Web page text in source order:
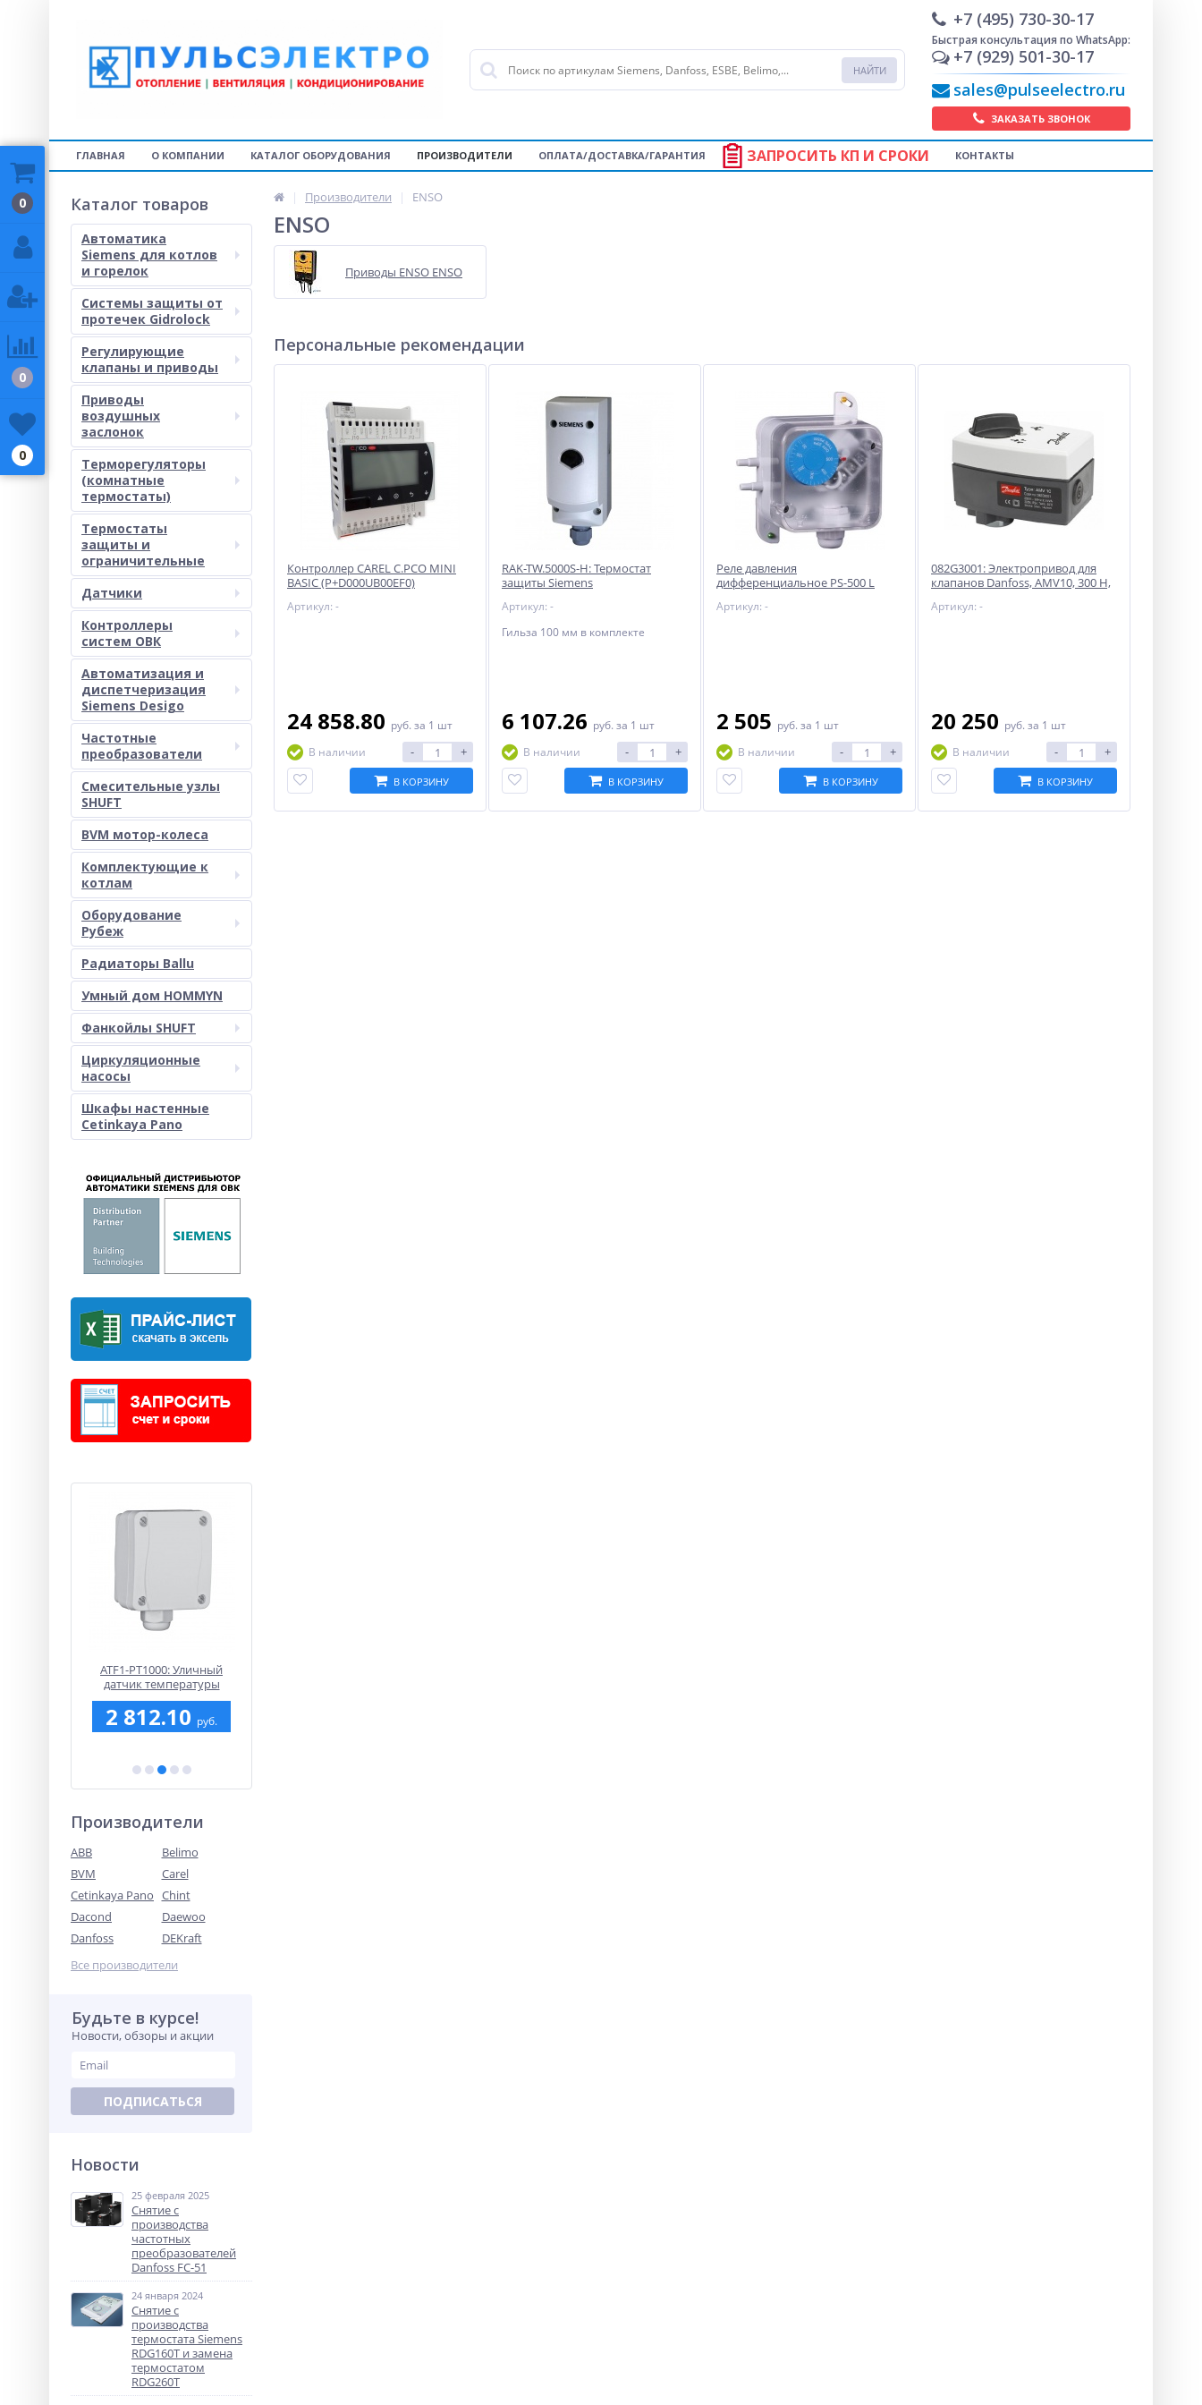
+7 (495) 730-30-17
Быстрая консультация по WhatsApp:
+7 (929) 501-30-17
sales@pulseelectro.ru
ЗАКАЗАТЬ ЗВОНОК
ГЛАВНАЯ О КОМПАНИИ КАТАЛОГ ОБОРУДОВАНИЯ ПРОИЗВОДИТЕЛИ ОПЛАТА/ДОСТАВКА/ГАРАНТИЯ ЗАПРОСИТЬ КП И СРОКИ КОНТАКТЫ
Каталог товаров
Автоматика
Siemens для котлов
и горелок
Системы защиты от
протечек Gidrolock
Регулирующие
клапаны и приводы
Приводы
воздушных
заслонок
Терморегуляторы
(комнатные
термостаты)
Термостаты
защиты и
ограничительные
Датчики
Контроллеры
систем ОВК
Автоматизация и
диспетчеризация
Siemens Desigo
Частотные
преобразователи
Смесительные узлы
SHUFT
BVM мотор-колеса
Комплектующие к
котлам
Оборудование
Рубеж
Радиаторы Ballu
Умный дом HOMMYN
Фанкойлы SHUFT
Циркуляционные
насосы
Шкафы настенные
Cetinkaya Pano
ATF1-PT1000: Уличный
датчик температуры
(SHUFT)
2 812.10 руб.
Производители
ABB
Belimo
BVM
Carel
Cetinkaya Pano Chint
Dacond
Daewoo
Danfoss
DEKraft
Все производители
Будьте в курсе!
Новости, обзоры и акции
ПОДПИСАТЬСЯ
Новости
25 февраля 2025
Снятие с
производства
частотных
преобразователей
Danfoss FC-51
24 января 2024
Снятие с
производства
термостата Siemens
RDG160T и замена
термостатом
RDG260T
Производители ENSO
ENSO
Приводы ENSO ENSO
Персональные рекомендации
Контроллер CAREL C.PCO MINI
BASIC (P+D000UB00EF0)
Артикул: -
24 858.80 руб. за 1 шт
В наличии
- +
В КОРЗИНУ
RAK-TW.5000S-H: Термостат
защиты Siemens
Артикул: -
Гильза 100 мм в комплекте
6 107.26 руб. за 1 шт
В наличии
- +
В КОРЗИНУ
Реле давления
дифференциальное PS-500 L
Артикул: -
2 505 руб. за 1 шт
В наличии
- +
В КОРЗИНУ
082G3001: Электропривод для
клапанов Danfoss, AMV10, 300 Н,
Артикул: -
20 250 руб. за 1 шт
В наличии
- +
В КОРЗИНУ
0
0
0